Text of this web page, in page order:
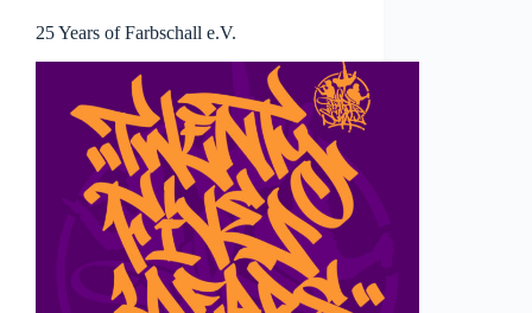
25 Years of Farbschall e.V.